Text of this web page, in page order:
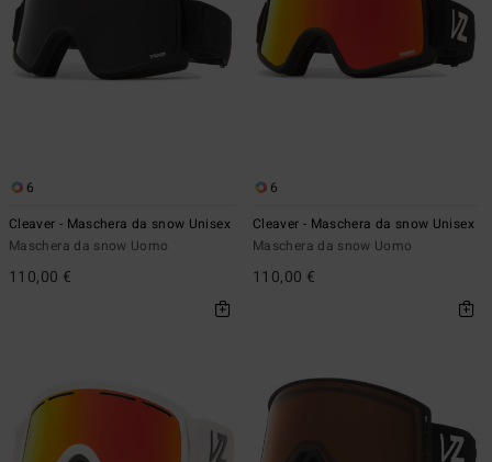
6
Cleaver - Maschera da snow Unisex
Maschera da snow Uomo
110,00 €
6
Cleaver - Maschera da snow Unisex
Maschera da snow Uomo
110,00 €